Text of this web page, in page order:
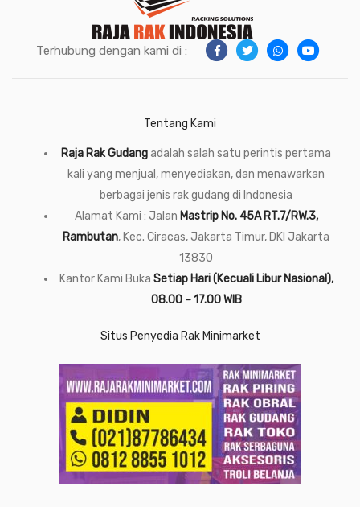
Terhubung dengan kami di :
Tentang Kami
Raja Rak Gudangadalah salah satu perintis pertama
kali yang menjual, menyediakan, dan menawarkan
berbagai jenis rak gudang di Indonesia
Alamat Kami : Jalan Mastrip No. 45A RT.7/RW.3,
Rambutan, Kec. Ciracas, Jakarta Timur, DKI Jakarta
13830
Kantor Kami Buka Setiap Hari (Kecuali Libur Nasional),
08.00 – 17.00 WIB
Situs Penyedia Rak Minimarket